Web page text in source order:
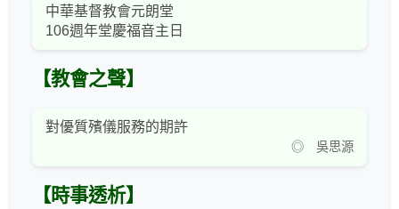
中華基督教會元朗堂
106週年堂慶福音主日
【教會之聲】
對優質殯儀服務的期許
◎ 吳思源
【時事透析】